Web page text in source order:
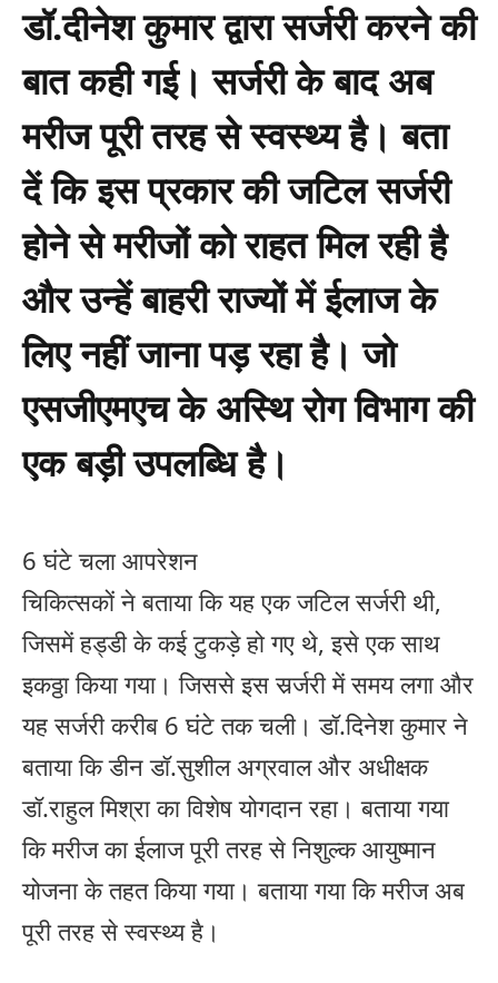
डॉ.दीनेश कुमार द्वारा सर्जरी करने की
बात कही गई। सर्जरी के बाद अब
मरीज पूरी तरह से स्वस्थ्य है। बता
दें कि इस प्रकार की जटिल सर्जरी
होने से मरीजों को राहत मिल रही है
और उन्हें बाहरी राज्यों में ईलाज के
लिए नहीं जाना पड़ रहा है। जो
एसजीएमएच के अस्थि रोग विभाग की
एक बड़ी उपलब्धि है।
6 घंटे चला आपरेशन
चिकित्सकों ने बताया कि यह एक जटिल सर्जरी थी,
जिसमें हड्डी के कई टुकड़े हो गए थे, इसे एक साथ
इकठ्ठा किया गया। जिससे इस सर्र्जरी में समय लगा और
यह सर्जरी करीब 6 घंटे तक चली। डॉ.दिनेश कुमार ने
बताया कि डीन डॉ.सुशील अग्रवाल और अधीक्षक
डॉ.राहुल मिश्रा का विशेष योगदान रहा। बताया गया
कि मरीज का ईलाज पूरी तरह से निशुल्क आयुष्मान
योजना के तहत किया गया। बताया गया कि मरीज अब
पूरी तरह से स्वस्थ्य है।